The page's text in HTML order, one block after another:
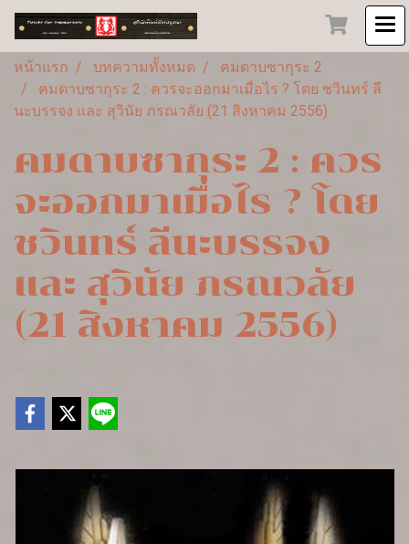
หน้าแรก บทความทั้งหมด
คมดาบซากุระ 2
คมดาบซากุระ 2 : ควรจะออกมาเมื่อไร ? โดย ชวินทร์ ลี
นะบรรจง และ สุวินัย ภรณวลัย (21 สิงหาคม 2556)
คมดาบซากุระ 2 : ควร
จะออกมาเมื่อไร ? โดย
ชวินทร์ ลีนะบรรจง
และ สุวินัย ภรณวลัย
(21 สิงหาคม 2556)